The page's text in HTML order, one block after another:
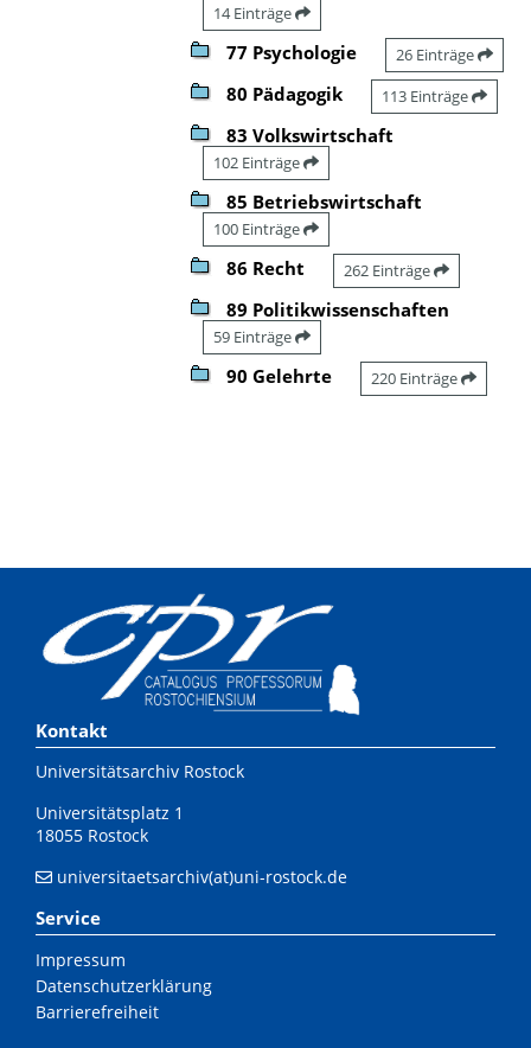
14 Einträge
77 Psychologie 26 Einträge
80 Pädagogik 113 Einträge
83 Volkswirtschaft
102 Einträge
85 Betriebswirtschaft
100 Einträge
86 Recht 262 Einträge
89 Politikwissenschaften
59 Einträge
90 Gelehrte 220 Einträge
Kontakt
Universitätsarchiv Rostock
Universitätsplatz 1
18055 Rostock
universitaetsarchiv(at)uni-rostock.de
Service
Impressum
Datenschutzerklärung
Barrierefreiheit